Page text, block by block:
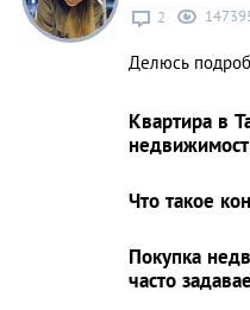
2
Делюсь
Квартира в
Что такое
Покупка
часто